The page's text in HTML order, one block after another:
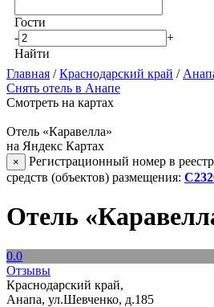
Гости
-
+
Найти
Главная /Краснодарский край /
Снять отель в Анапе
Смотреть на картах
Отель «Каравелла»
на Яндекс Картах
×
Регистрационный номер в
средств (объектов) размещения:
Отель
0.0
Отзывы
Краснодарский край,
Анапа, ул.Шевченко, д.185